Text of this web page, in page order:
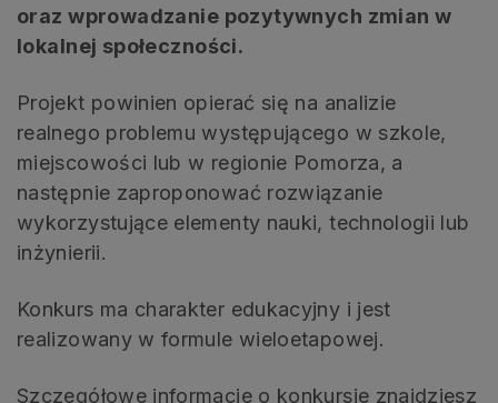
oraz wprowadzanie pozytywnych zmian w
lokalnej społeczności.
Projekt powinien opierać się na analizie
realnego problemu występującego w szkole,
miejscowości lub w regionie Pomorza, a
następnie zaproponować rozwiązanie
wykorzystujące elementy nauki, technologii lub
inżynierii.
Konkurs ma charakter edukacyjny i jest
realizowany w formule wieloetapowej.
Szczegółowe informacje o konkursie znajdziesz